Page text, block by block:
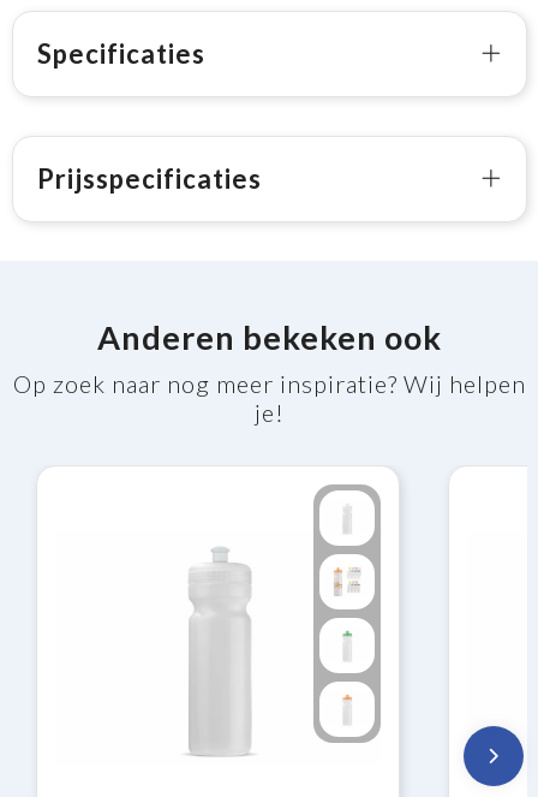
Specificaties
Prijsspecificaties
Anderen bekeken ook
Op zoek naar nog meer inspiratie? Wij helpen
je!